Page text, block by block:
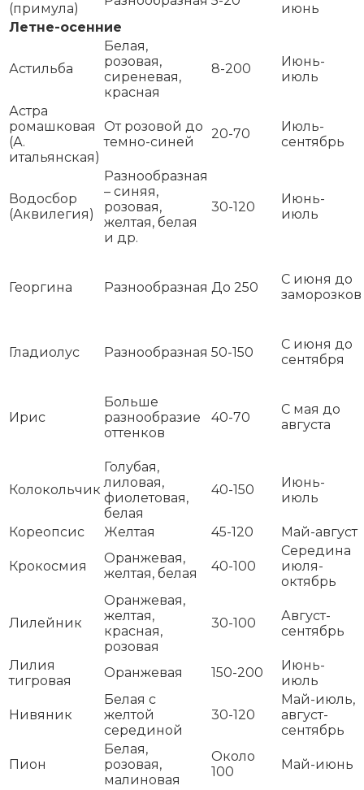
(примула)
июнь
Летне-осенние
Астильба
Белая,
розовая,
сиреневая,
красная
8-200
Июнь-
июль
Астра
ромашковая
(А.
итальянская)
От розовой до
темно-синей
20-70
Июль-
сентябрь
Водосбор
(Аквилегия)
Разнообразная
– синяя,
розовая,
желтая, белая
и др.
30-120
Июнь-
июль
Георгина Разнообразная До 250
С июня до
заморозков
Гладиолус Разнообразная 50-150
С июня до
сентября
Ирис
Больше
разнообразие
оттенков
40-70
С мая до
августа
Колокольчик
Голубая,
лиловая,
фиолетовая,
белая
40-150
Июнь-
июль
Кореопсис Желтая 45-120 Май-август
Крокосмия
Оранжевая,
желтая, белая
40-100
Середина
июля-
октябрь
Лилейник
Оранжевая,
желтая,
красная,
розовая
30-100
Август-
сентябрь
Лилия
тигровая
Оранжевая 150-200
Июнь-
июль
Нивяник
Белая с
желтой
серединой
30-120
Май-июль,
август-
сентябрь
Пион
Белая,
розовая,
малиновая
Около
100
Май-июнь